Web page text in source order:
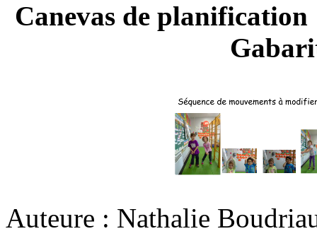
Canevas de
Auteure : Nathalie